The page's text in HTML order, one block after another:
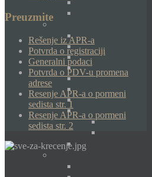
Preuzmite
Rešenje iz APR-a
Potvrda o registraciji
Generalni podaci
Potvrda o PDV-u promena
adrese
Resenje APR-a o pormeni
sedista str. 1
Resenje APR-a o pormeni
sedista str. 2